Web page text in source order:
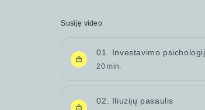
Susiję video
01. Investavimo
20 min.
02. Iliuzijų pasaulis